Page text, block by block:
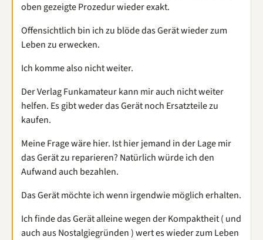
oben gezeigte Prozedur wieder exakt.
Offensichtlich bin ich zu blöde das Gerät wieder zum
Leben zu erwecken.
Ich komme also nicht weiter.
Der Verlag Funkamateur kann mir auch nicht weiter
helfen. Es gibt weder das Gerät noch Ersatzteile zu
kaufen.
Meine Frage wäre hier. Ist hier jemand in der Lage mir
das Gerät zu reparieren? Natürlich würde ich den
Aufwand auch bezahlen.
Das Gerät möchte ich wenn irgendwie möglich erhalten.
Ich finde das Gerät alleine wegen der Kompaktheit ( und
auch aus Nostalgiegründen ) wert es wieder zum Leben